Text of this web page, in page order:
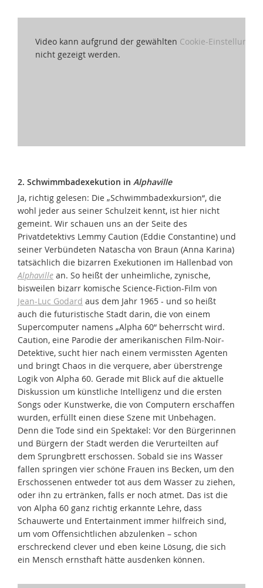
Video kann aufgrund der gewählten Cookie-Einstellungen
nicht gezeigt werden.
2. Schwimmbadexekution in Alphaville
Ja, richtig gelesen: Die „Schwimmbadexkursion“, die
wohl jeder aus seiner Schulzeit kennt, ist hier nicht
gemeint. Wir schauen uns an der Seite des
Privatdetektivs Lemmy Caution (Eddie Constantine) und
seiner Verbündeten Natascha von Braun (Anna Karina)
tatsächlich die bizarren Exekutionen im Hallenbad von
Alphaville an. So heißt der unheimliche, zynische,
bisweilen bizarr komische Science-Fiction-Film von
Jean-Luc Godard aus dem Jahr 1965 - und so heißt
auch die futuristische Stadt darin, die von einem
Supercomputer namens „Alpha 60“ beherrscht wird.
Caution, eine Parodie der amerikanischen Film-Noir-
Detektive, sucht hier nach einem vermissten Agenten
und bringt Chaos in die verquere, aber überstrenge
Logik von Alpha 60. Gerade mit Blick auf die aktuelle
Diskussion um künstliche Intelligenz und die ersten
Songs oder Kunstwerke, die von Computern erschaffen
wurden, erfüllt einen diese Szene mit Unbehagen.
Denn die Tode sind ein Spektakel: Vor den Bürgerinnen
und Bürgern der Stadt werden die Verurteilten auf
dem Sprungbrett erschossen. Sobald sie ins Wasser
fallen springen vier schöne Frauen ins Becken, um den
Erschossenen entweder tot aus dem Wasser zu ziehen,
oder ihn zu ertränken, falls er noch atmet. Das ist die
von Alpha 60 ganz richtig erkannte Lehre, dass
Schauwerte und Entertainment immer hilfreich sind,
um vom Offensichtlichen abzulenken – schon
erschreckend clever und eben keine Lösung, die sich
ein Mensch ernsthaft hätte ausdenken können.